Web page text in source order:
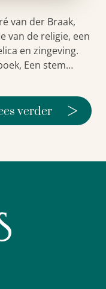
van der Braak,
van de religie, een
en zingeving.
Een stem…
verder >